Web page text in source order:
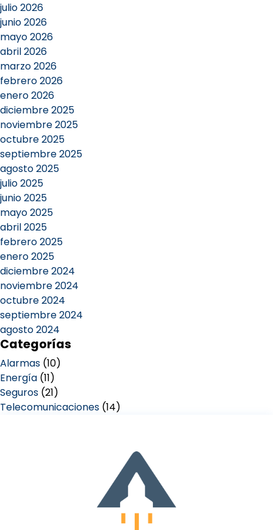
julio 2026
junio 2026
mayo 2026
abril 2026
marzo 2026
febrero 2026
enero 2026
diciembre 2025
noviembre 2025
octubre 2025
septiembre 2025
agosto 2025
julio 2025
junio 2025
mayo 2025
abril 2025
febrero 2025
enero 2025
diciembre 2024
noviembre 2024
octubre 2024
septiembre 2024
agosto 2024
Categorías
Alarmas (10)
Energía (11)
Seguros (21)
Telecomunicaciones (14)